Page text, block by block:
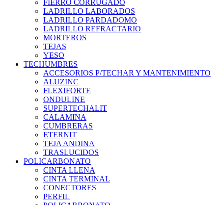
FIERRO CORRUGADO
LADRILLO LABORADOS
LADRILLO PARDADOMO
LADRILLO REFRACTARIO
MORTEROS
TEJAS
YESO
TECHUMBRES
ACCESORIOS P/TECHAR Y MANTENIMIENTO
ALUZINC
FLEXIFORTE
ONDULINE
SUPERTECHALIT
CALAMINA
CUMBRERAS
ETERNIT
TEJA ANDINA
TRASLUCIDOS
POLICARBONATO
CINTA LLENA
CINTA TERMINAL
CONECTORES
PERFIL